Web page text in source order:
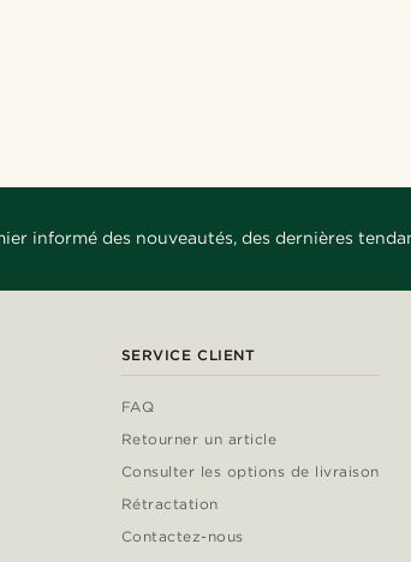
informé des nouveautés, des dernières
SERVICE CLIENT
FAQ
Retourner un article
Consulter les options de livraison
Rétractation
Contactez-nous